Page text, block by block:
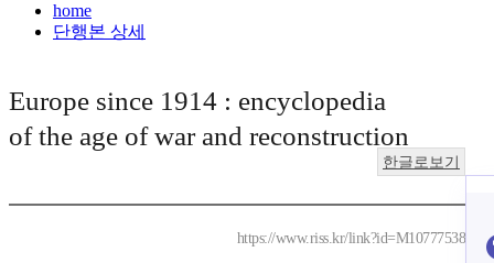
home
단행본 상세
Europe since 1914 : encyclopedia
of the age of war and reconstruction
한글로보기
https://www.riss.kr/link?id=M10777538